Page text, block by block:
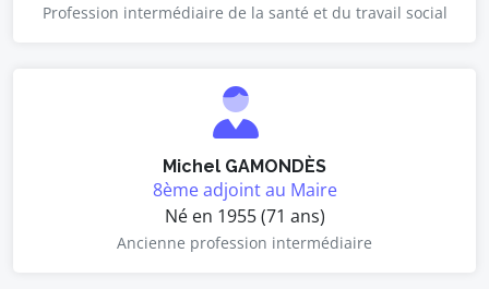
Profession intermédiaire de la santé et du travail social
Michel GAMONDÈS
8ème adjoint au Maire
Né en 1955 (71 ans)
Ancienne profession intermédiaire